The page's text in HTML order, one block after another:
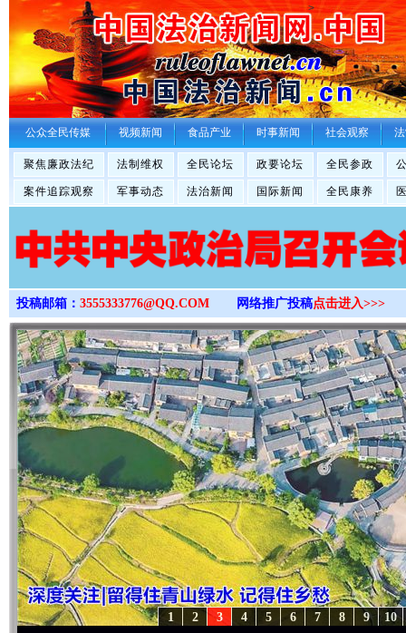
>
公众全民传媒 视频新闻 食品产业 时事新闻 社会观察
聚焦廉政法纪 法制维权 全民论坛 政要论坛 全民参政
案件追踪观察 军事动态 法治新闻 国际新闻 全民康养
投稿邮箱： 3555333776@QQ.COM 网络推广投稿点击进入>>>
10
9
8
7
6
5
4
3
2
1